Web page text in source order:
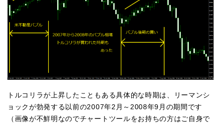
トルコリラが上昇したこともある具体的な時期は、リーマンシ
ョックが勃発する以前の2007年2月～2008年9月の期間です
（画像が不鮮明なのでチャートツールをお持ちの方はご自身で